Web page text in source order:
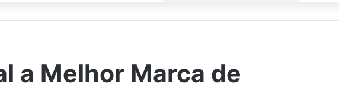
a Melhor Marca de